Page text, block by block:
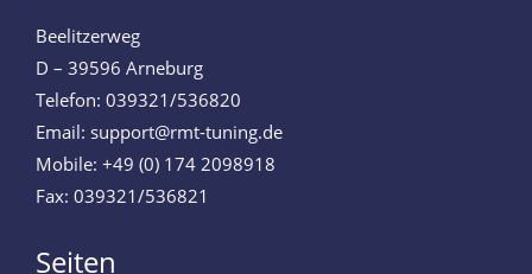
Beelitzerweg
D – 39596 Arneburg
Telefon: 039321/536820
Email: support@rmt-tuning.de
Mobile: +49 (0) 174 2098918
Fax: 039321/536821
Seiten